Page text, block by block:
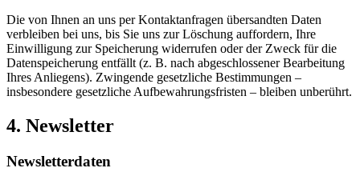
Die von Ihnen an uns per Kontaktanfragen übersandten Daten
verbleiben bei uns, bis Sie uns zur Löschung auffordern, Ihre
Einwilligung zur Speicherung widerrufen oder der Zweck für die
Datenspeicherung entfällt (z. B. nach abgeschlossener Bearbeitung
Ihres Anliegens). Zwingende gesetzliche Bestimmungen –
insbesondere gesetzliche Aufbewahrungsfristen – bleiben unberührt.
4. Newsletter
Newsletterdaten